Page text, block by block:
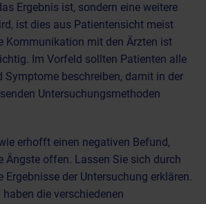
Ergebnis ist, sondern eine weitere
ist dies aus Patientensicht meist
Kommunikation mit den Ärzten ist
Im Vorfeld sollten Patienten alle
beschreiben, damit in der
Untersuchungsmethoden
erhofft einen negativen Befund,
Ängste offen. Lassen Sie sich durch
Ergebnisse der Untersuchung erklären.
die verschiedenen